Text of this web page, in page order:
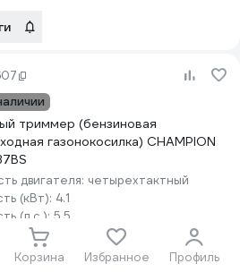
Корзина Избранное Профиль
триммер (бензиновая
газонокосилка) CHAMPION
двигателя: четырехтактный
(кВт): 4.1
(л.с.): 5.5
элемент:
диаметр:не применимо мм